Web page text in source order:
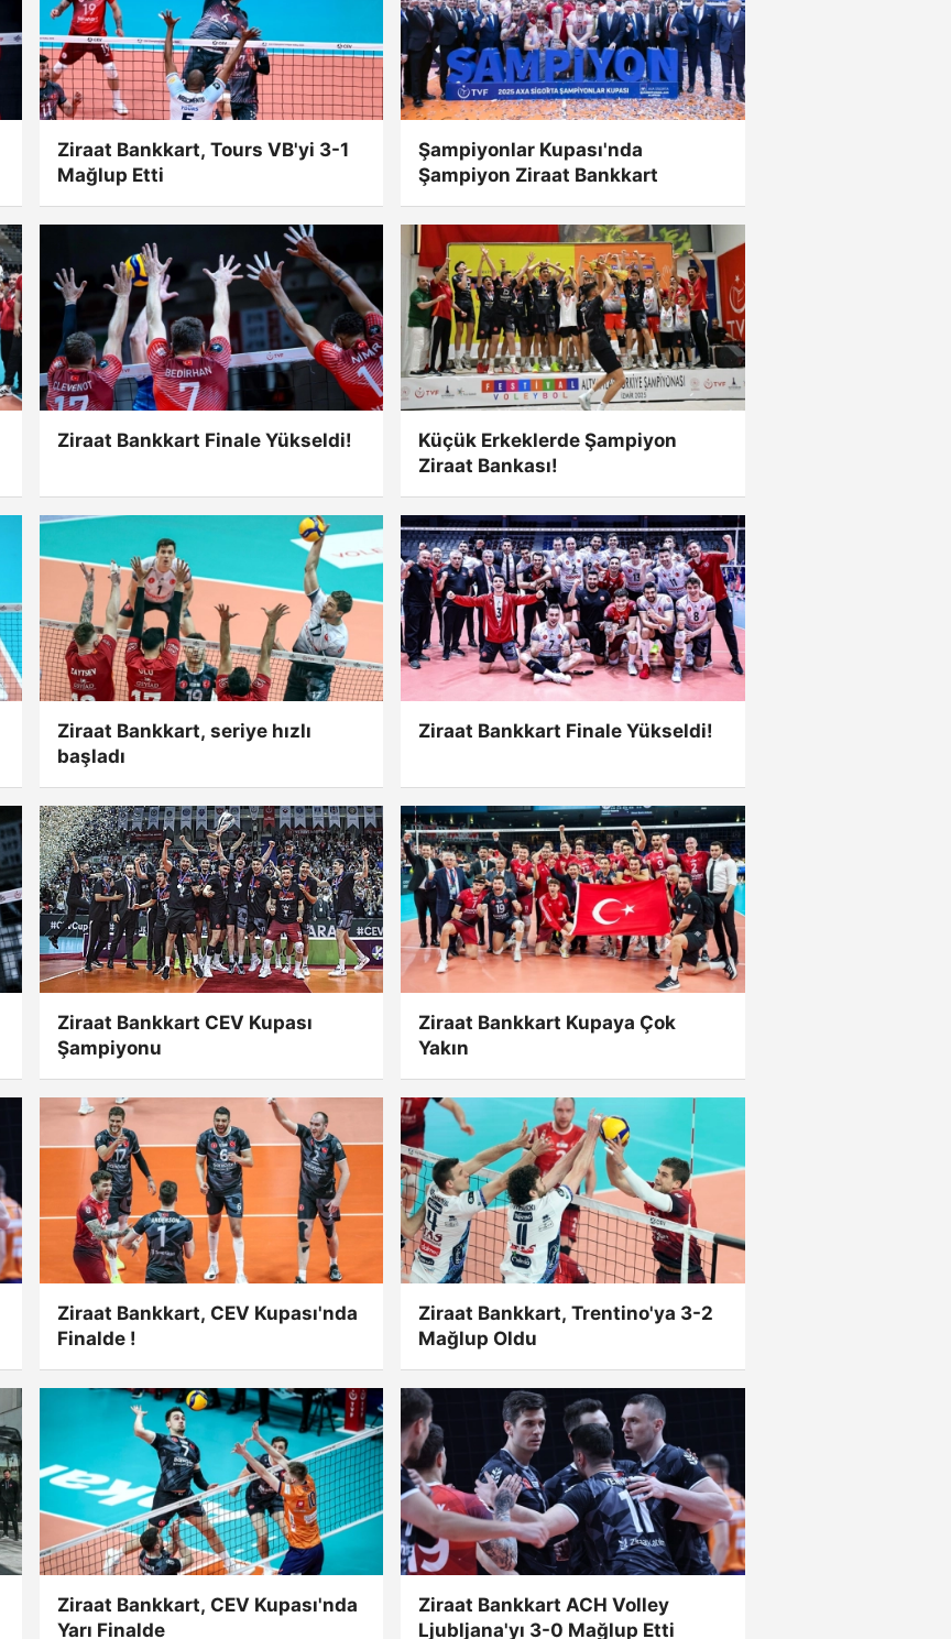
Ziraat Bankkart, Tours VB'yi 3-1
Mağlup Etti
Şampiyonlar Kupası'nda
Şampiyon Ziraat Bankkart
Ziraat Bankkart Finale Yükseldi!
Küçük Erkeklerde Şampiyon
Ziraat Bankası!
Ziraat Bankkart, seriye hızlı
başladı
Ziraat Bankkart Finale Yükseldi!
Ziraat Bankkart CEV Kupası
Şampiyonu
Ziraat Bankkart Kupaya Çok
Yakın
Ziraat Bankkart, CEV Kupası'nda
Finalde !
Ziraat Bankkart, Trentino'ya 3-2
Mağlup Oldu
Ziraat Bankkart, CEV Kupası'nda
Yarı Finalde
Ziraat Bankkart ACH Volley
Ljubljana'yı 3-0 Mağlup Etti